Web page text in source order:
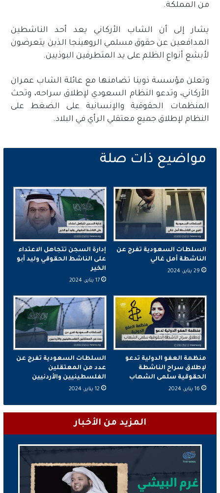
من المملكة.
يشار إلى أن الشاب الأركاني يعد أحد الناشطين
المدافعين عن حقوق مسلمي الروهينجا الذين يتعرضون
لأبشع أنواع الظلم على يد المتطرفين البوذيين.
وتعلن مؤسسة ذوينا تضامنها مع عائلة الشاب عمران
الأركاني، وتدعو النظام السعودي لإطلاق سراحه، وتحث
المنظمات الحقوقية والإنسانية على الضغط على
النظام لإطلاق جميع معتقلي الرأي في البلاد.
السلطات السعودية تفرج عن
الناشطة أمل غالي
29 يناير، 2024
إدارة السجن تتجاهل الاعتداء
على الناشط الحقوقي وليد أبو
الخير
17 يناير، 2024
منظمة العفو الدولية تدعو
لإطلاق سراح الناشطة
الحقوقية سلمى الشهاب
16 يناير، 2024
السلطات السعودية تفرج عن
عدد من المعتقلين
الفلسطينيين والأردنيين
12 يناير، 2024
المزيد من الأخبار